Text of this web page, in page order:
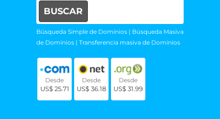
Búsqueda Simple de Dominios | Búsqueda Masiva
de Dominios | Transferencia masiva de Dominios
Desde
US$ 25.71
Desde
US$ 36.18
Desde
US$ 31.99